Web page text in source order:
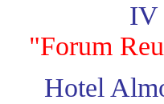
IV
"Forum
Hotel